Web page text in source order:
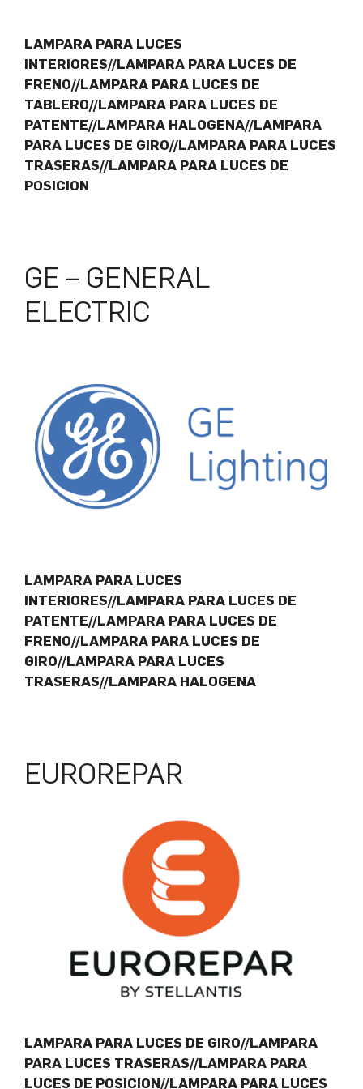
LAMPARA PARA LUCES
INTERIORES//LAMPARA PARA LUCES DE
FRENO//LAMPARA PARA LUCES DE
TABLERO//LAMPARA PARA LUCES DE
PATENTE//LAMPARA HALOGENA//LAMPARA
PARA LUCES DE GIRO//LAMPARA PARA LUCES
TRASERAS//LAMPARA PARA LUCES DE
POSICION
GE – GENERAL
ELECTRIC
LAMPARA PARA LUCES
INTERIORES//LAMPARA PARA LUCES DE
PATENTE//LAMPARA PARA LUCES DE
FRENO//LAMPARA PARA LUCES DE
GIRO//LAMPARA PARA LUCES
TRASERAS//LAMPARA HALOGENA
EUROREPAR
LAMPARA PARA LUCES DE GIRO//LAMPARA
PARA LUCES TRASERAS//LAMPARA PARA
LUCES DE POSICION//LAMPARA PARA LUCES